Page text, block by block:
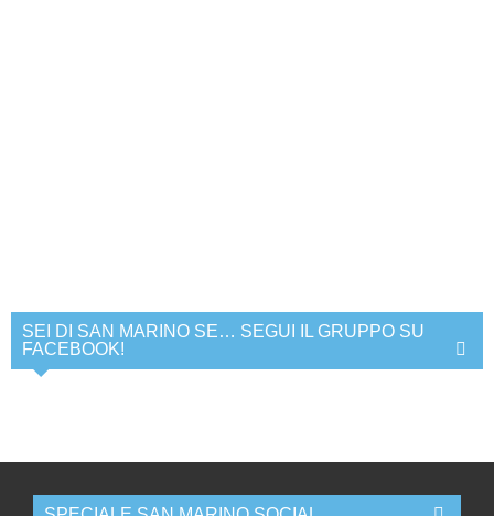
SEI DI SAN MARINO SE… SEGUI IL GRUPPO SU
FACEBOOK!